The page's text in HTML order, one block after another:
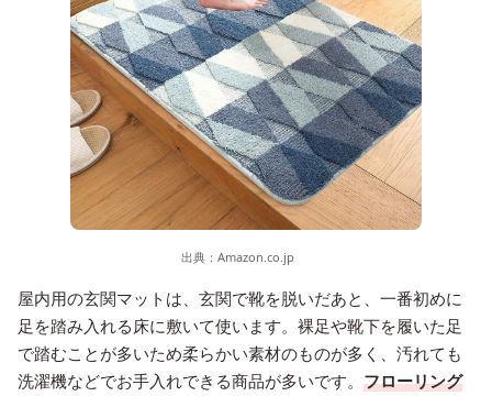
出典： Amazon.co.jp
屋内用の玄関マットは、玄関で靴を脱いだあと、一番初めに
足を踏み入れる床に敷いて使います。裸足や靴下を履いた足
で踏むことが多いため柔らかい素材のものが多く、汚れても
洗濯機などでお手入れできる商品が多いです。 フローリング